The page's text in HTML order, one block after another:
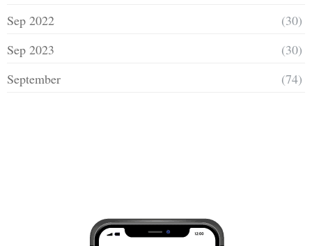
Sep 2022
(30)
Sep 2023
(30)
September
(74)